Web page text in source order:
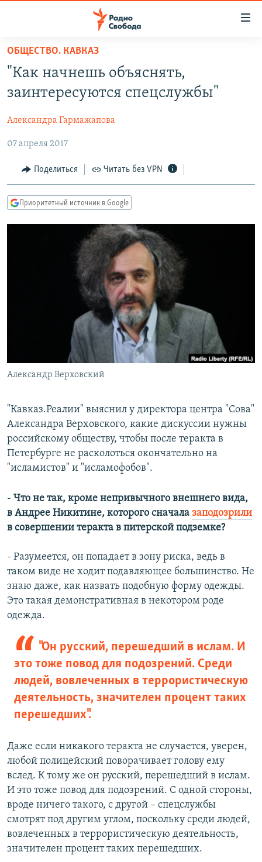
упрощенного
доступа
основному
Вернутся
главной
навигации
Вернутся
ПРОГРАММЫ
АВТОРСКИЕ ПРОЕКТЫ
ЦИТАТЫ СВОБОДЫ
МНЕНИЯ
КУЛЬТУРА
IDEL.РЕАЛИИ
КАВКАЗ.РЕАЛИИ
СИБИРЬ.РЕАЛИИ
РАСПИСАНИЕ ВЕЩАНИЯ
ПОДПИШИТЕСЬ НА РАССЫЛКУ
СОЦИАЛЬНЫЕ СЕТИ
Все сайты РСЕ/РС
ОБЩЕСТВО. КАВКАЗ
"Как начнешь объяснять,
заинтересуются спецслужбы"
Александра Гармажапова
07 апреля 2017
Поделиться Читать без VPN
Приоритетный источник в Google
Александр Верховский
"Кавказ.Реалии" выяснил у директора центра "Сова"
Александра Верховского, какие дискуссии нужны
российскому обществу, чтобы после теракта в
Петербурге не расколоться окончательно на
"исламистов" и "исламофобов".
- Что не так, кроме непривычного внешнего вида,
в Андрее Никитине, которого сначала заподозрили
в совершении теракта в питерской подземке?
- Разумеется, он попадает в зону риска, ведь в
таком виде не ходит подавляющее большинство. Не
знаю даже, как назвать подобную форму одежды.
Это такая демонстративная в некотором роде
одежда.
"Он русский, перешедший в ислам. И
это тоже повод для подозрений. Среди
людей, вовлеченных в террористическую
деятельность, значителен процент таких
перешедших".
Даже если никакого теракта не случается, уверен,
любой полицейский поворачивает голову ему
вслед. К тому же он русский, перешедший в ислам.
И это тоже повод для подозрений. С одной стороны,
вроде ничего такого, с другой – спецслужбы
смотрят под другим углом, поскольку среди людей,
вовлеченных в террористическую деятельность,
значителен процент таких перешедших.